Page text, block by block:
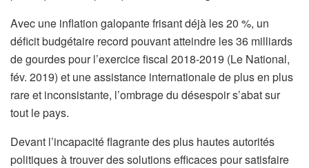
Avec une inflation galopante frisant déjà les 20 %, un
déficit budgétaire record pouvant atteindre les 36 milliards
de gourdes pour l’exercice fiscal 2018-2019 (Le National,
fév. 2019) et une assistance internationale de plus en plus
rare et inconsistante, l’ombrage du désespoir s’abat sur
tout le pays.
Devant l’incapacité flagrante des plus hautes autorités
politiques à trouver des solutions efficaces pour satisfaire